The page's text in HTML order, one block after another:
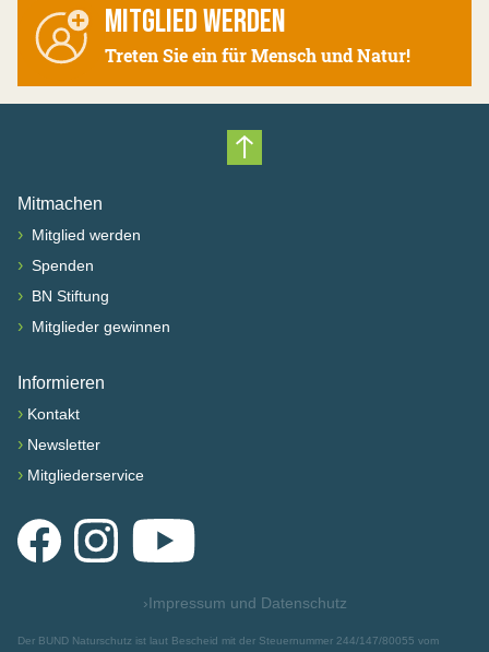
MITGLIED WERDEN
Treten Sie ein für Mensch und Natur!
Nach oben scrollen
Mitmachen
› Mitglied werden
› Spenden
› BN Stiftung
› Mitglieder gewinnen
Informieren
› Kontakt
› Newsletter
› Mitgliederservice
FacebookInstagramYouTube
›Impressum und Datenschutz
Der BUND Naturschutz ist laut Bescheid mit der Steuernummer 244/147/80055 vom